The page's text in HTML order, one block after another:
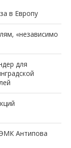
в Европу
«независимо
для
Антипова